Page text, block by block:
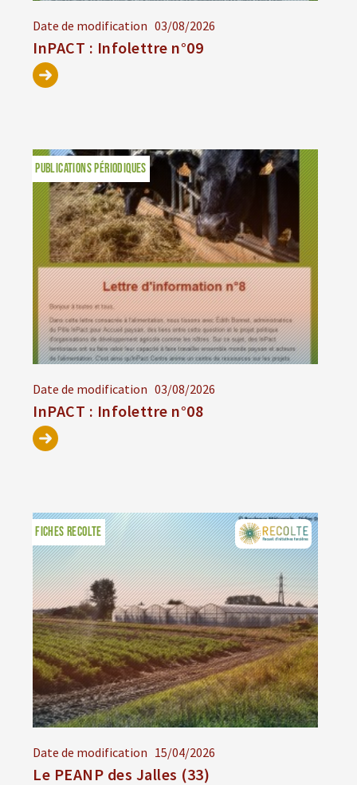
Date de modification 03/08/2026
InPACT : Infolettre n°09
Date de modification 03/08/2026
InPACT : Infolettre n°08
PUBLICATIONS PÉRIODIQUES
Date de modification 15/04/2026
Le PEANP des Jalles (33)
FICHES RECOLTE